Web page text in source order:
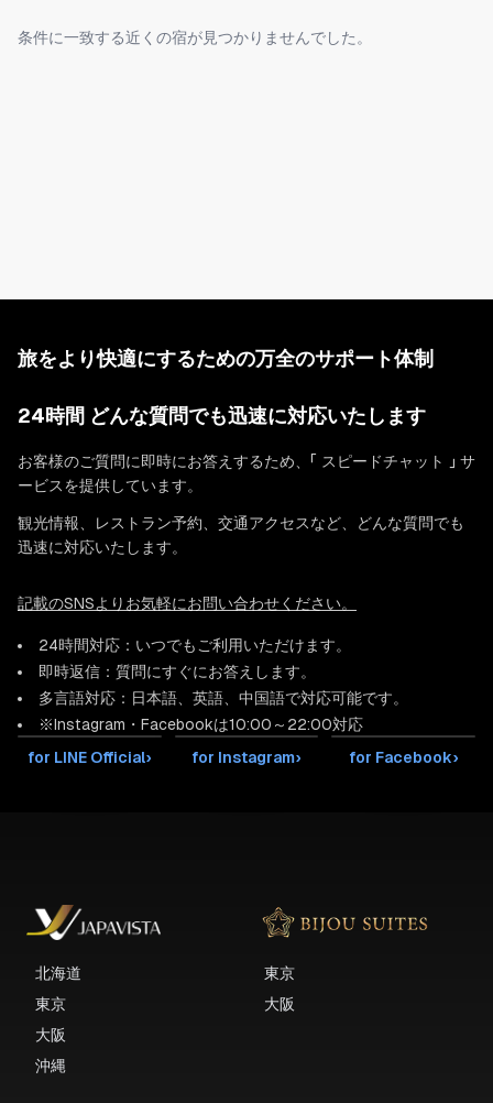
条件に一致する近くの宿が見つかりませんでした。
旅をより快適にするための万全のサポート体制
24時間 どんな質問でも迅速に対応いたします
お客様のご質問に即時にお答えするため、「 スピードチャット 」 サ
ービスを提供しています。
観光情報、レストラン予約、交通アクセスなど、どんな質問でも
迅速に対応いたします。
記載のSNSよりお気軽にお問い合わせください。
24時間対応：いつでもご利用いただけます。
即時返信：質問にすぐにお答えします。
多言語対応：日本語、英語、中国語で対応可能です。
※Instagram・Facebookは10:00～22:00対応
for LINE Official› for Instagram› for Facebook›
北海道
東京
大阪
沖縄
東京
大阪